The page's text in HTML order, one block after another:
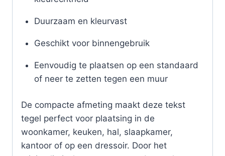
Duurzaam en kleurvast
Geschikt voor binnengebruik
Eenvoudig te plaatsen op een standaard
of neer te zetten tegen een muur
De compacte afmeting maakt deze tekst
tegel perfect voor plaatsing in de
woonkamer, keuken, hal, slaapkamer,
kantoor of op een dressoir. Door het